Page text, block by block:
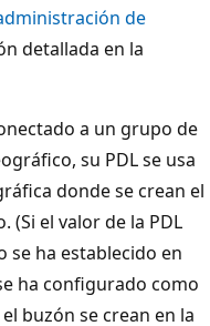
de
detallada en la
a un grupo de
su PDL se usa
donde se crean el
(Si el valor de la PDL
se ha establecido en
ha configurado como
buzón se crean en la